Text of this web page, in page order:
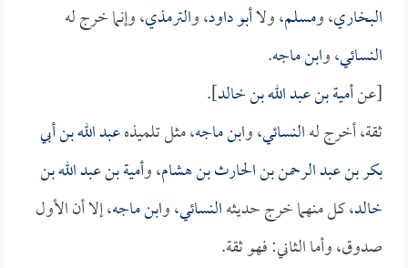
البخاري، ومسلم، ولاأبو داود، والترمذي، وإنما خرج له
النسائي، وابن ماجه.
[عنأمية بن عبد الله بن خالد].
ثقة، أخرج لهالنسائي، وابن ماجه، مثل تلميذهعبد الله بن أبي
بكر بن عبد الرحمن بن الحارث بن هشام، وأمية بن عبد الله بن
خالد، كل منهما خرج حديثهالنسائي، وابن ماجه، إلا أن الأول
صدوق، وأما الثاني: فهو ثقة.